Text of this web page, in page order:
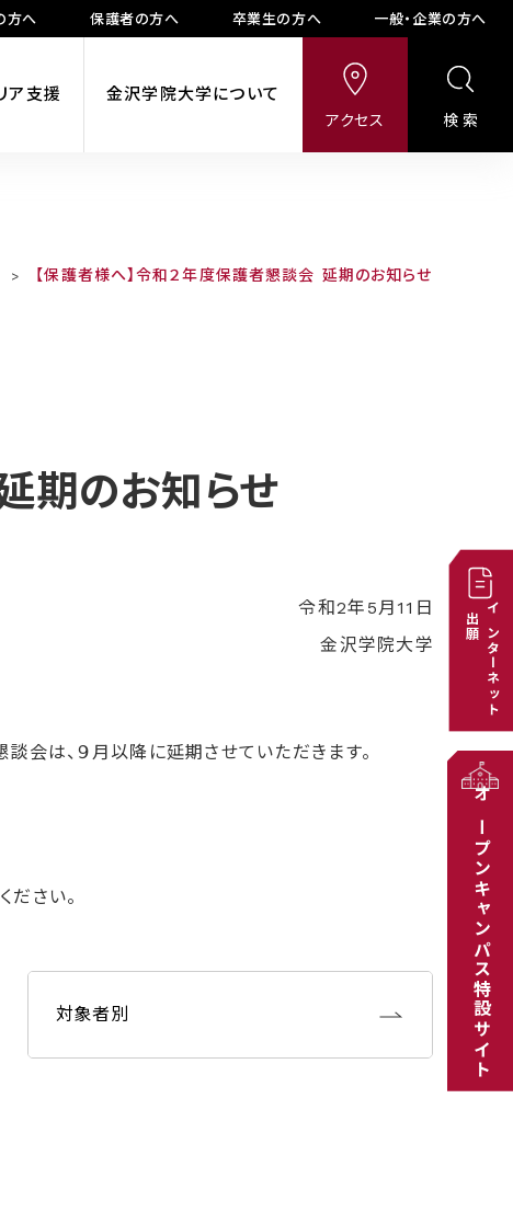
アクセス 検索
ア支援 金沢学院大学について
方へ 保護者の方へ 卒業生の方へ 一般・企業の方へ
> 【保護者様へ】令和２年度保護者懇談会 延期のお知らせ
期のお知らせ
令和2年5月11日
金沢学院大学
会は、９月以降に延期させていただきます。
さい。
対象者別
インターネット
出願
オープンキャンパス特設サイト